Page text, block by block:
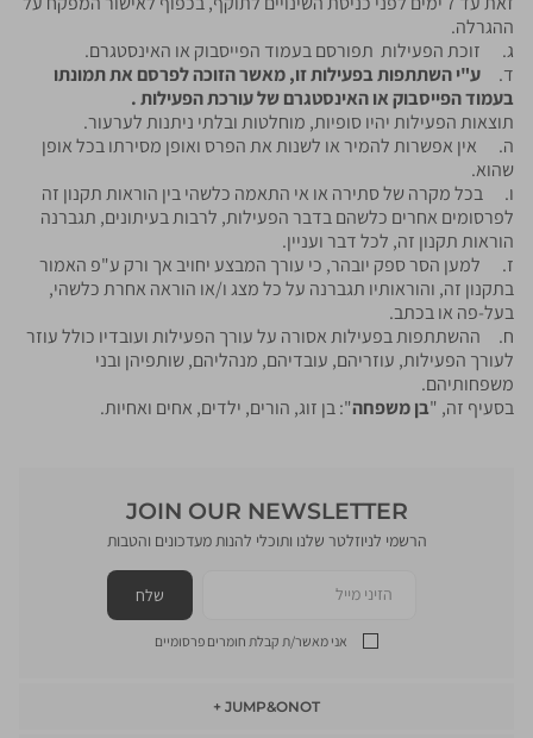
ההגרלה.
ג. זוכת הפעילות תפורסם בעמוד הפייסבוק או האינסטגרם.
ד. ע"י השתתפות בפעילות זו, מאשר הזוכה לפרסם את תמונתו
בעמוד הפייסבוק או האינסטגרם של עורכת הפעילות .
תוצאות הפעילות יהיו סופיות, מוחלטות ובלתי ניתנות לערעור.
ה. אין אפשרות להמיר או לשנות את הפרס ואופן מסירתו בכל אופן
שהוא.
ו. בכל מקרה של סתירה או אי התאמה כלשהי בין הוראות תקנון זה
לפרסומים אחרים כלשהם בדבר הפעילות, לרבות בעיתונים, תגברנה
הוראות תקנון זה, לכל דבר ועניין.
ז. למען הסר ספק יובהר, כי עורך המבצע יחויב אך ורק ע"פ האמור
בתקנון זה, והוראותיו תגברנה על כל מצג ו/או הוראה אחרת כלשהי,
בעל-פה או בכתב.
ח. ההשתתפות בפעילות אסורה על עורך הפעילות ועובדיו כולל עוזר
לעורך הפעילות, עוזריהם, עובדיהם, מנהליהם, שותפיהן ובני
משפחותיהם.
בסעיף זה, "בן משפחה": בן זוג, הורים, ילדים, אחים ואחיות.
JUMP&ONOT
JOIN OUR NEWSLETTER
הרשמי לניוזלטר שלנו ותוכלי להנות מעדכונים והטבות
הזיני מייל
אני מאשר/ת קבלת חומרים פרסומיים
שלח